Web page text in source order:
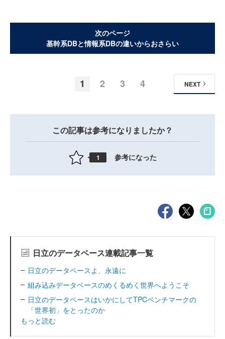
次のページ
基幹系DBと情報系DBの違いからおさらい
1 2 3 4 NEXT
この記事は参考になりましたか？
1 参考になった
日立のデータベース連載記事一覧
日立のデータベースよ、永遠に
組み込みデータベースのめくるめく世界へようこそ
日立のデータベースはいかにしてTPCベンチマークの
「世界初」をとったのか
もっと読む